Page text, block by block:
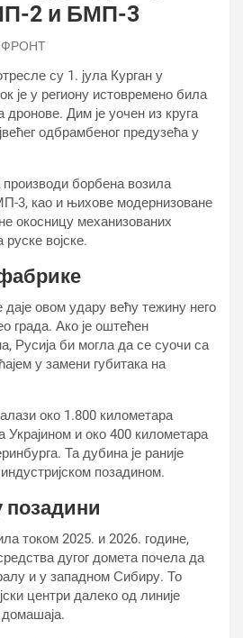
2 и БМП-3
ФРОНТ
су 1. јула Курган у
је у региону истовремено била
дронове. Дим је уочен из круга
одбрамбеног предузећа у
производи борбена возила
3, као и њихове модернизоване
окосницу механизованих
војске.
овом удару већу тежину него
града. Ако је оштећен
Русија би могла да се суочи са
у замени губитака на
око 1.800 километара
Украјином и око 400 километара
Та дубина је раније
позадином.
позадини
током 2025. и 2026. године,
дугог домета почела да
и у западном Сибиру. То
центри далеко од линије